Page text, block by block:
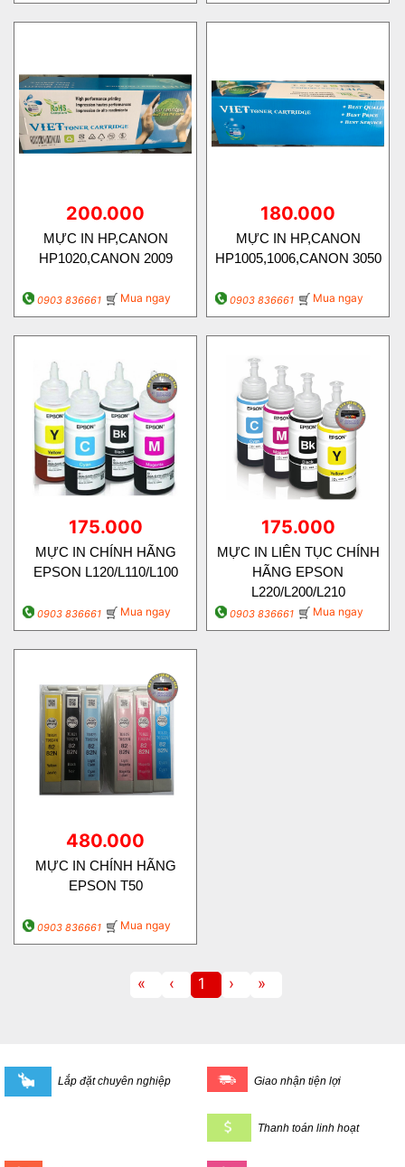
200.000
MỰC IN HP,CANON
HP1020,CANON 2009
0903 836661 Mua ngay
180.000
MỰC IN HP,CANON
HP1005,1006,CANON 3050
0903 836661 Mua ngay
175.000
MỰC IN CHÍNH HÃNG
EPSON L120/L110/L100
0903 836661 Mua ngay
175.000
MỰC IN LIÊN TỤC CHÍNH
HÃNG EPSON
L220/L200/L210
0903 836661 Mua ngay
480.000
MỰC IN CHÍNH HÃNG
EPSON T50
0903 836661 Mua ngay
« ‹ 1 › »
Lắp đặt chuyên nghiệp Giao nhận tiện lợi
Thanh toán linh hoạt